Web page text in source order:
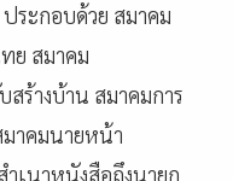
ระกอบด้วย สมาคม
ย สมาคม
ร้างบ้าน สมาคมการ
าคมนายหน้า
เนาหนังสือถึงนายก